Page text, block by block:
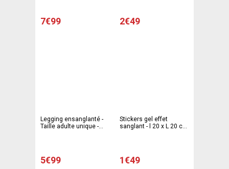
7€99 2€49
Legging ensanglanté -
Taille adulte unique -
5€99
Stickers gel effet
sanglant - l 20 x L 20 cm
1€49